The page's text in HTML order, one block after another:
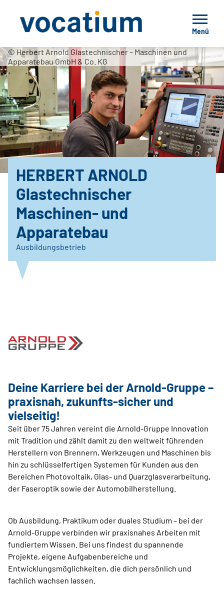
Menü
© Herbert Arnold Glastechnischer – Maschinen und
Apparatebau GmbH & Co. KG
HERBERT ARNOLD
Glastechnischer
Maschinen- und
Apparatebau
Ausbildungsbetrieb
Deine Karriere bei der Arnold-Gruppe –
praxisnah, zukunfts-sicher und
vielseitig!
Seit über 75 Jahren vereint die Arnold-Gruppe Innovation
mit Tradition und zählt damit zu den weltweit führenden
Herstellern von Brennern, Werkzeugen und Maschinen bis
hin zu schlüsselfertigen Systemen für Kunden aus den
Bereichen Photovoltaik, Glas- und Quarzglasverarbeitung,
der Faseroptik sowie der Automobilherstellung.
Ob Ausbildung, Praktikum oder duales Studium – bei der
Arnold-Gruppe verbinden wir praxisnahes Arbeiten mit
fundiertem Wissen. Bei uns findest du spannende
Projekte, eigene Aufgabenbereiche und
Entwicklungsmöglichkeiten, die dich persönlich und
fachlich wachsen lassen.